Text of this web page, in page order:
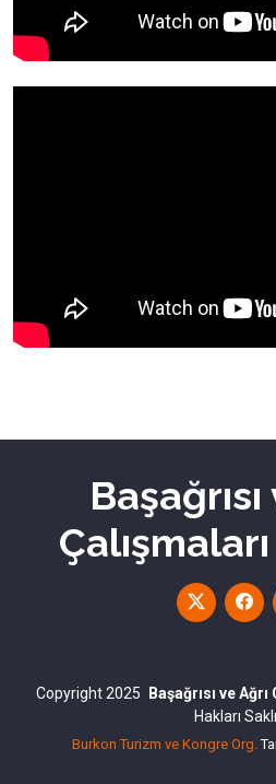
Başağrısı
Copyright 2025 Başağrısı ve
Hakları
Burkon Turizm ve Kongre Org.